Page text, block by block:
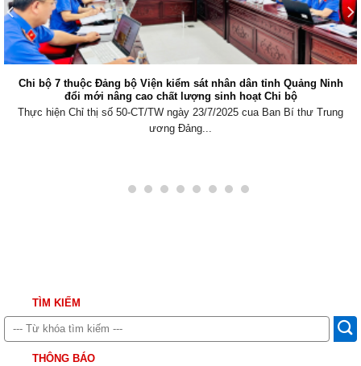
Viện kiểm sát nhân dân khu vực 6, Quảng Ninh tăng cường phối
hợp xử lý nợ thuế
Thực hiện Nghị quyết số 205/2025/QH15 của Quốc hội về thí điểm
Viện kiểm sát...
TÌM KIẾM
THÔNG BÁO